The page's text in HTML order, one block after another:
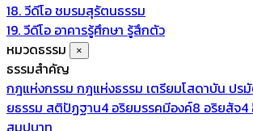
18. วีดีโอ ชมรมสุรัตนธรรม
19. วีดีโอ อาคารรู้ศึกษา รู้สึกตัว
หมวดธรรม
×
ธรรมสำคัญ
กฎแห่งกรรม กฎแห่งธรรม เตรียมโสดาบัน ปร
ยธรรม สติปัฏฐาน4 อริยมรรคมีองค์8 อริยสัจ4
สมุปบาท